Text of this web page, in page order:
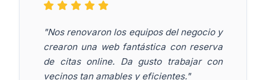
"Nos renovaron los equipos del negocio y
crearon una web fantástica con reserva
de citas online. Da gusto trabajar con
vecinos tan amables y eficientes."